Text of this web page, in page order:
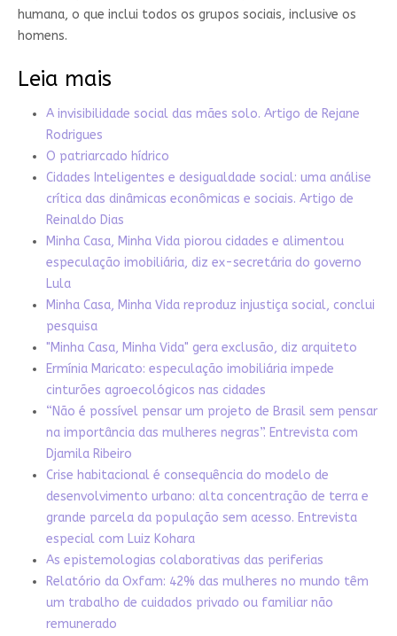
humana, o que inclui todos os grupos sociais, inclusive os
homens.
Leia mais
A invisibilidade social das mães solo. Artigo de Rejane
Rodrigues
O patriarcado hídrico
Cidades Inteligentes e desigualdade social: uma análise
crítica das dinâmicas econômicas e sociais. Artigo de
Reinaldo Dias
Minha Casa, Minha Vida piorou cidades e alimentou
especulação imobiliária, diz ex-secretária do governo
Lula
Minha Casa, Minha Vida reproduz injustiça social, conclui
pesquisa
"Minha Casa, Minha Vida" gera exclusão, diz arquiteto
Ermínia Maricato: especulação imobiliária impede
cinturões agroecológicos nas cidades
“Não é possível pensar um projeto de Brasil sem pensar
na importância das mulheres negras”. Entrevista com
Djamila Ribeiro
Crise habitacional é consequência do modelo de
desenvolvimento urbano: alta concentração de terra e
grande parcela da população sem acesso. Entrevista
especial com Luiz Kohara
As epistemologias colaborativas das periferias
Relatório da Oxfam: 42% das mulheres no mundo têm
um trabalho de cuidados privado ou familiar não
remunerado